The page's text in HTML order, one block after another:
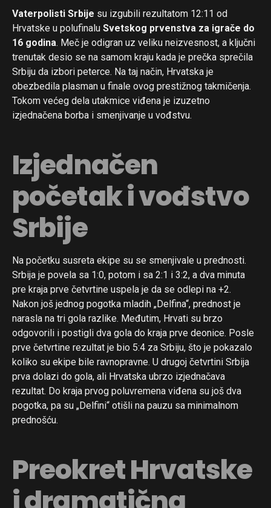
Vaterpolisti Srbije su izgubili rezultatom 12:11 od
Hrvatske u polufinalu Svetskog prvenstva za igrače do
16 godina. Meč je odigran uz veliku neizvesnost, a ključni
trenutak desio se na samom kraju kada je prečka sprečila
Srbiju da izbori peterce. Na taj način, Hrvatska je
obezbedila plasman u finale ovog prestižnog takmičenja.
Tokom većeg dela utakmice viđena je izuzetno
izjednačena borba i smenjivanje u vođstvu.
Izjednačen
početak i vođstvo
Srbije
Na početku susreta ekipe su se smenjivale u prednosti.
Srbija je povela sa 1:0, potom i sa 2:1 i 3:2, a dva minuta
pre kraja prve četvrtine uspela je da se odlepi na +2.
Nakon još jednog pogotka mladih „Delfina“, prednost je
narasla na tri gola razlike. Međutim, Hrvati su brzo
odgovorili i postigli dva gola do kraja prve deonice. Posle
prve četvrtine rezultat je bio 5:4 za Srbiju, što je pokazalo
koliko su ekipe bile ravnopravne. U drugoj četvrtini Srbija
prva dolazi do gola, ali Hrvatska ubrzo izjednačava
rezultat. Do kraja prvog poluvremena viđena su još dva
pogotka, pa su „Delfini“ otišli na pauzu sa minimalnom
prednošću.
Preokret Hrvatske